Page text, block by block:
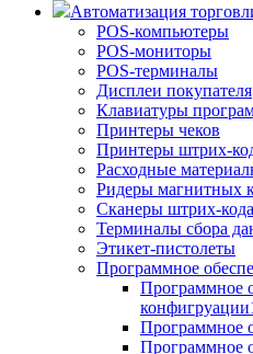
Автоматизация
POS-компьютеры
POS-мониторы
POS-терминалы
Дисплеи покупателя
Клавиатуры
Принтеры чеков
Принтеры штрих-
Расходные
Ридеры магнитных
Сканеры штрих-кода
Терминалы сбора
Этикет-пистолеты
Программное
Программное
Программное
Программное